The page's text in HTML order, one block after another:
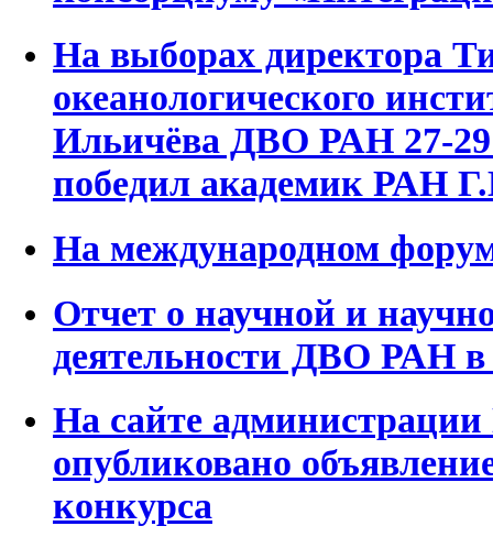
На выборах директора
океанологического
Ильичёва ДВО РАН 27-29
победил академик РАН
На международном
Отчет о научной и
деятельности ДВО РАН в
На сайте
опубликовано
конкурса